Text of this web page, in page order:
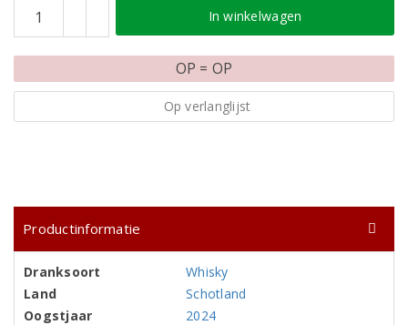
In winkelwagen
OP = OP
Op verlanglijst
Productinformatie
Dranksoort
Whisky
Land
Schotland
Oogstjaar
2024